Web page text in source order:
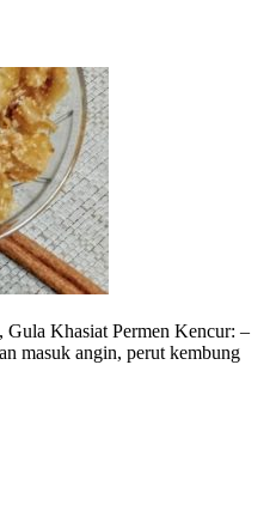
Khasiat Permen Kencur: –
masuk angin, perut kembung